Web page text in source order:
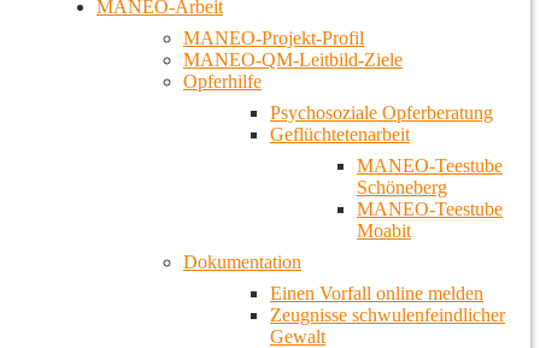
MANEO-Arbeit
MANEO-Projekt-Profil
MANEO-QM-Leitbild-Ziele
Opferhilfe
Psychosoziale Opferberatung
Geflüchtetenarbeit
MANEO-Teestube
Schöneberg
MANEO-Teestube
Moabit
Dokumentation
Einen Vorfall online melden
Zeugnisse schwulenfeindlicher
Gewalt